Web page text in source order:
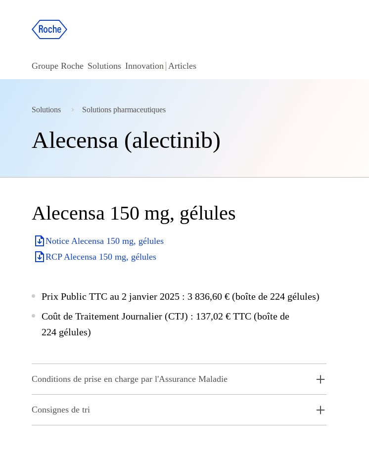
Groupe Roche Solutions Innovation Articles
Solutions Solutions pharmaceutiques
Alecensa (alectinib)
Alecensa 150 mg, gélules
Notice Alecensa 150 mg, gélules
RCP Alecensa 150 mg, gélules
Prix Public TTC au 2 janvier 2025 : 3 836,60 € (boîte de 224 gélules)
Coût de Traitement Journalier (CTJ) : 137,02 € TTC (boîte de
224 gélules)
Conditions de prise en charge par l'Assurance Maladie
Consignes de tri